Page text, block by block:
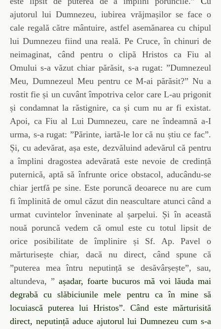
ajutorul lui Dumnezeu, iubirea vrăjmașilor se face o
cale regală către mântuire, astfel asemănarea cu chipul
lui Dumnezeu fiind una reală. Pe Cruce, în chinuri de
neimaginat, când pentru o clipă Hristos ca Fiu al
Omului s-a văzut chiar părăsit, s-a rugat: ”Dumnezeul
Meu, Dumnezeul Meu pentru ce M-ai părăsit?” Nu a
rostit fie și un cuvânt împotriva celor care L-au prigonit
și condamnat la răstignire, ca și cum nu ar fi existat.
Apoi, ca Fiu al Lui Dumnezeu, care ne îndeamnă a-I
urma, s-a rugat: ”Părinte, iartă-le lor că nu știu ce fac”.
Și, cu adevărat, așa este, dezvăluind adevărul că pentru
a împlini dragostea adevărată este nevoie de credință
puternică, aptă să înfrunte orice obstacol, aducându-se
chiar jertfă pe sine. Este poruncă deoarece nu are cum
fi împlinită de omul căzut din neascultare atunci când a
urmat cuvintelor înveninate al șarpelui. Și în această
nouă poruncă vedem că omul este cu totul lipsit de
orice posibilitate de împlinire și Sf. Ap. Pavel o
mărturisește chiar, dacă nu direct, când spune că
”puterea mea întru neputință se desăvârșește”, sau,
altundeva, ” așadar, foarte bucuros mă voi lăuda mai
degrabă cu slăbiciunile mele pentru ca în mine să
locuiască puterea lui Hristos”. Când este mărturisită
direct, neputință aduce ajutorul lui Dumnezeu cum s-a